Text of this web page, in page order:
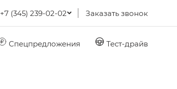
+7 (345) 239-02-02 Заказать звонок
Спецпредложения Тест-драйв